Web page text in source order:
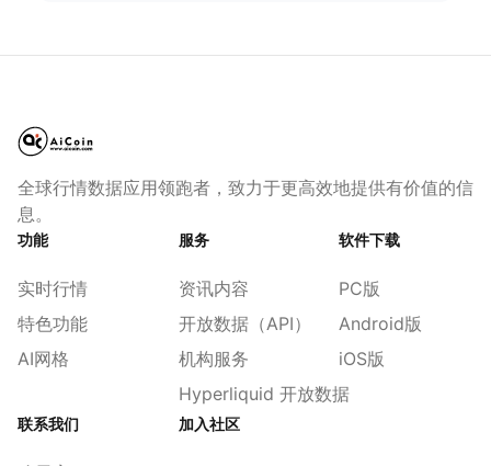
全球行情数据应用领跑者，致力于更高效地提供有价值的信
息。
功能
实时行情
特色功能
AI网格
服务
资讯内容
开放数据（API）
机构服务
Hyperliquid 开放数据
软件下载
PC版
Android版
iOS版
联系我们 加入社区